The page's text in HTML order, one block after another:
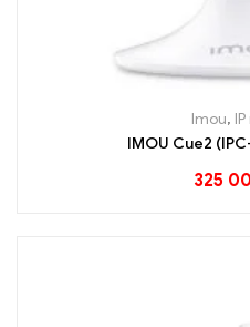
Imou,
IMOU Cue2
325